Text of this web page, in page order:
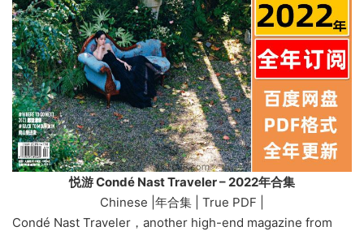
悦游 Condé Nast Traveler – 2022年合集
Chinese |年合集 | True PDF |
Condé Nast Traveler，another high-end magazine from